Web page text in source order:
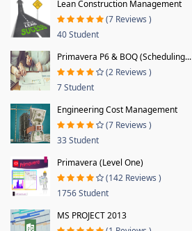
Lean Construction Management
(7 Reviews )
40 Student
Primavera P6 & BOQ (Scheduling...
(2 Reviews )
7 Student
Engineering Cost Management
(7 Reviews )
33 Student
Primavera (Level One)
(142 Reviews )
1756 Student
MS PROJECT 2013